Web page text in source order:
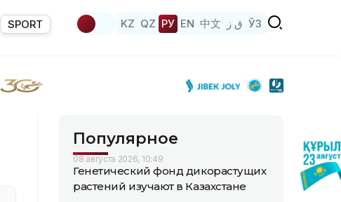
SPORT KZ QZ РУ EN 中文 ق ز ЎЗ
Популярное
08 августа 2026, 10:49
Генетический фонд дикорастущих
растений изучают в Казахстане